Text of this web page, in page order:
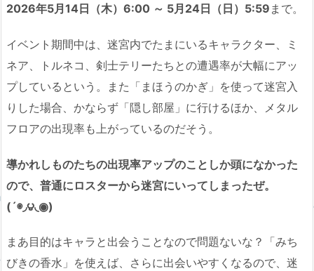
2026年5月14日（木）6:00 ～ 5月24日（日）5:59 まで。
イベント期間中は、迷宮内でたまにいるキャラクター、ミ
ネア、トルネコ、剣士テリーたちとの遭遇率が大幅にアッ
プしているという。また「まほうのかぎ」を使って迷宮入
りした場合、かならず「隠し部屋」に行けるほか、メタル
フロアの出現率も上がっているのだそう。
導かれしものたちの出現率アップのことしか頭になかった
ので、普通にロスターから迷宮にいってしまったぜ。
(´◉◞౪◟◉)
まあ目的はキャラと出会うことなので問題ないな？「みち
びきの香水」を使えば、さらに出会いやすくなるので、迷